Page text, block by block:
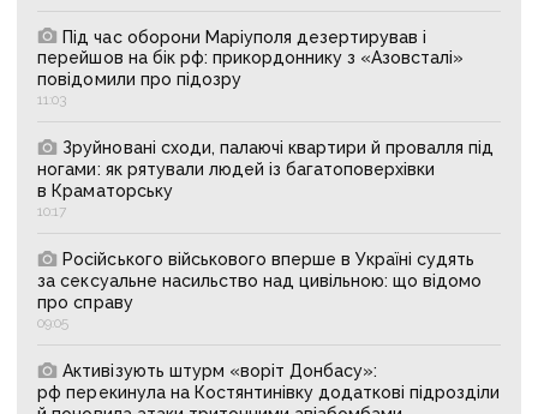
Під час оборони Маріуполя дезертирував і
перейшов на бік рф: прикордоннику з «Азовсталі»
повідомили про підозру
11:03
Зруйновані сходи, палаючі квартири й провалля під
ногами: як рятували людей із багатоповерхівки
в Краматорську
10:17
Російського військового вперше в Україні судять
за сексуальне насильство над цивільною: що відомо
про справу
09:05
Активізують штурм «воріт Донбасу»:
рф перекинула на Костянтинівку додаткові підрозділи